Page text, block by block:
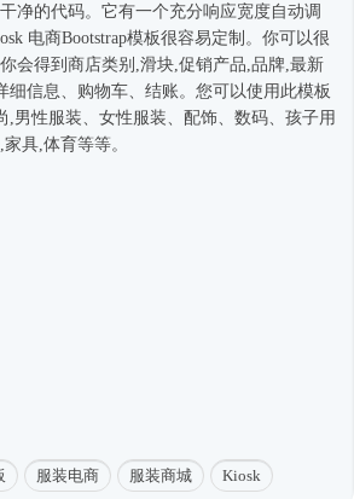
净的代码。它有一个充分响应宽度自动调
电商Bootstrap模板很容易定制。你可以很
会得到商店类别,滑块,促销产品,品牌,最新
细信息、购物车、结账。您可以使用此模板
,男性服装、女性服装、配饰、数码、孩子用
具,体育等等。
服装电商 服装商城 Kiosk